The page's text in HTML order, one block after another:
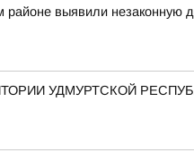
районе выявили
УДМУРТСКОЙ